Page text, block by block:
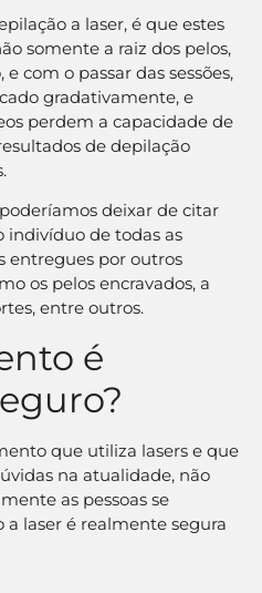
a laser, é que estes
somente a raiz dos pelos,
com o passar das sessões,
gradativamente, e
perdem a capacidade de
de depilação
deixar de citar
indivíduo de todas as
entregues por outros
os pelos encravados, a
entre outros.
é
que utiliza lasers e que
na atualidade, não
as pessoas se
laser é realmente segura